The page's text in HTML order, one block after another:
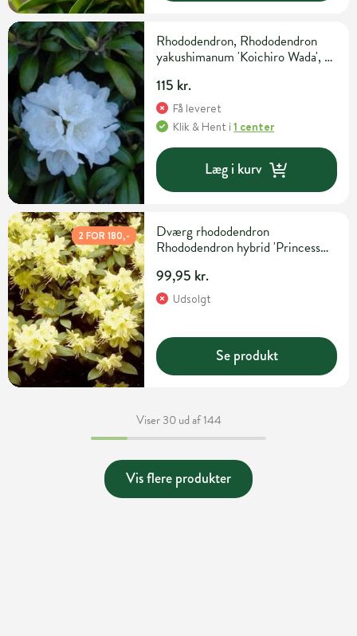
Rhododendron, Rhododendron
yakushimanum 'Koichiro Wada', 5
115 kr.
Få leveret
Klik & Hent i1 center
Læg i kurv
2 FOR 180,-
Dværg rhododendron
Rhododendron hybrid 'Princess
99,95 kr.
Udsolgt
Se produkt
Viser 30 ud af 144
Vis flere produkter